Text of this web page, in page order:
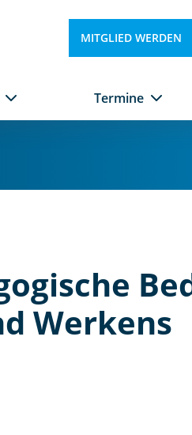
MITGLIED WERDEN
Termine
Werkens